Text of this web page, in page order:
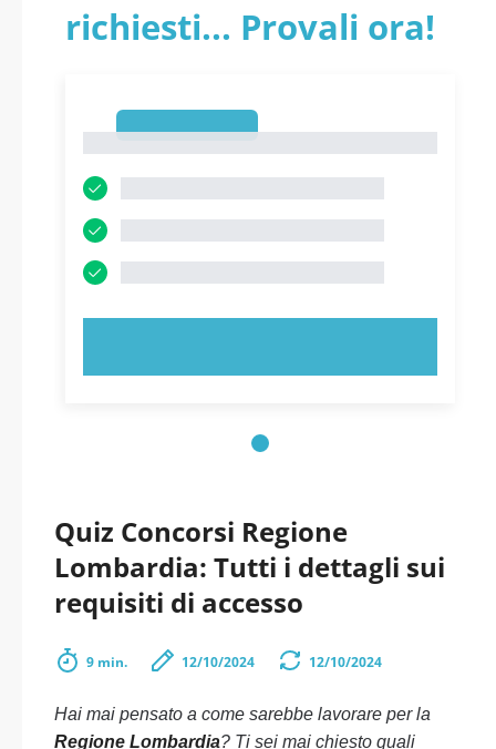
richiesti... Provali ora!
Quiz Concorsi Regione
Lombardia: Tutti i dettagli sui
requisiti di accesso
9 min. 12/10/2024 12/10/2024
Hai mai pensato a come sarebbe lavorare per la
Regione Lombardia? Ti sei mai chiesto quali